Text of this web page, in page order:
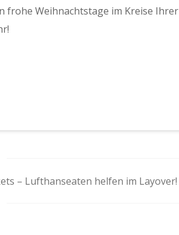
frohe Weihnachtstage im Kreise
– Lufthanseaten helfen im Layover!